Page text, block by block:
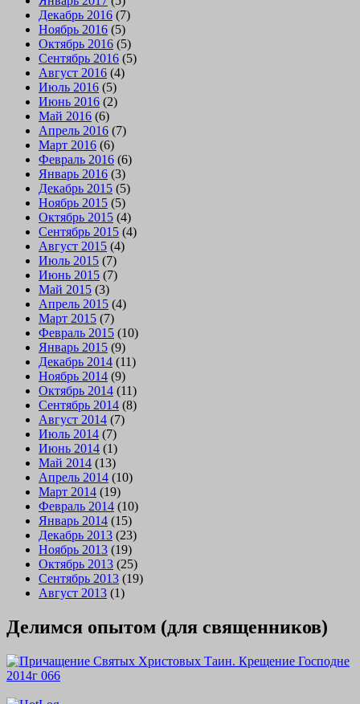
Декабрь 2016 (7)
Ноябрь 2016 (5)
Октябрь 2016 (5)
Сентябрь 2016 (5)
Август 2016 (4)
Июль 2016 (5)
Июнь 2016 (2)
Май 2016 (6)
Апрель 2016 (7)
Март 2016 (6)
Февраль 2016 (6)
Январь 2016 (3)
Декабрь 2015 (5)
Ноябрь 2015 (5)
Октябрь 2015 (4)
Сентябрь 2015 (4)
Август 2015 (4)
Июль 2015 (7)
Июнь 2015 (7)
Май 2015 (3)
Апрель 2015 (4)
Март 2015 (7)
Февраль 2015 (10)
Январь 2015 (9)
Декабрь 2014 (11)
Ноябрь 2014 (9)
Октябрь 2014 (11)
Сентябрь 2014 (8)
Август 2014 (7)
Июль 2014 (7)
Июнь 2014 (1)
Май 2014 (13)
Апрель 2014 (10)
Март 2014 (19)
Февраль 2014 (10)
Январь 2014 (15)
Декабрь 2013 (23)
Ноябрь 2013 (19)
Октябрь 2013 (25)
Сентябрь 2013 (19)
Август 2013 (1)
Делимся опытом (для священников)